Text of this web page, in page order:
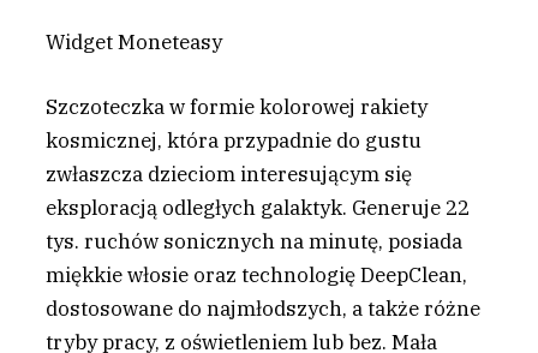
Widget Moneteasy
Szczoteczka w formie kolorowej rakiety
kosmicznej, która przypadnie do gustu
zwłaszcza dzieciom interesującym się
eksploracją odległych galaktyk. Generuje 22
tys. ruchów sonicznych na minutę, posiada
miękkie włosie oraz technologię DeepClean,
dostosowane do najmłodszych, a także różne
tryby pracy, z oświetleniem lub bez. Mała